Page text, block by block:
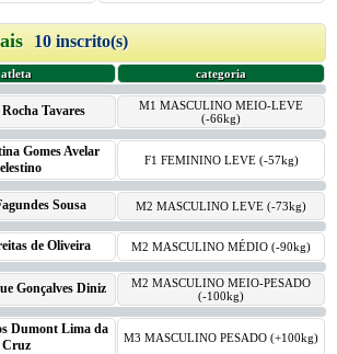
10 inscrito(s)
atleta categoria
Tavares
M1 MASCULINO MEIO-LEVE
(-66kg)
Gomes Avelar
F1 FEMININO LEVE (-57kg)
Sousa M2 MASCULINO LEVE (-73kg)
de Oliveira M2 MASCULINO MÉDIO (-90kg)
Gonçalves Diniz
M2 MASCULINO MEIO-PESADO
(-100kg)
Dumont Lima da
Cruz
M3 MASCULINO PESADO (+100kg)